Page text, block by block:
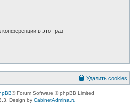
в этот раз
Удалить cookies
® Forum Software © phpBB Limited
Design by CabinetAdmina.ru